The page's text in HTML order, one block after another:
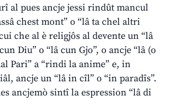
al pues ancje jessi rindût mancul
chest mont” o “lâ ta chel altri
che al è religjôs al devente un “lâ
Diu” o “lâ cun Gjo”, o ancje “lâ (o
Pari” a “rindi la anime” e, in
ancje un “lâ in cîl” o “in paradîs”.
ancjemò sintî la espression “lâ di